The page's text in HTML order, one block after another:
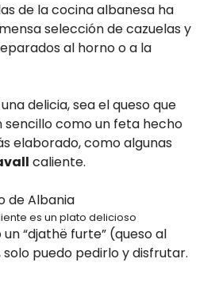
de la cocina albanesa ha
selección de cazuelas y
al horno o a la
delicia, sea el queso que
sencillo como un feta hecho
elaborado, como algunas
caliente.
es un plato delicioso
un “djathë furte” (queso al
puedo pedirlo y disfrutar.